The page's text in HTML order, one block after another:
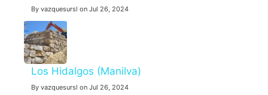
By vazquesursl on Jul 26, 2024
Los Hidalgos (Manilva)
By vazquesursl on Jul 26, 2024